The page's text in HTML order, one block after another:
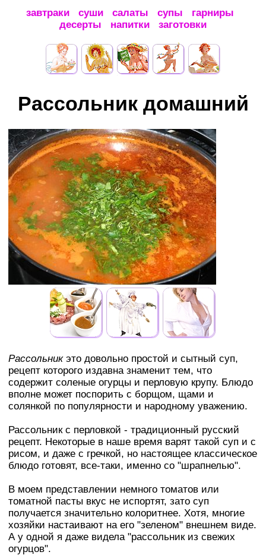
завтраки суши салаты супы
гарниры
десерты
напитки заготовки
Рассольник домашний
Рассольникэто довольно простой и сытный суп,
рецепт которого издавна знаменит тем, что
содержит соленые огурцы и перловую крупу. Блюдо
вполне может поспорить с борщом, щами и
солянкой по популярности и народному уважению.
Рассольник с перловкой - традиционный русский
рецепт. Некоторые в наше время варят такой суп и с
рисом, и даже с гречкой, но настоящее классическое
блюдо готовят, все-таки, именно со "шрапнелью".
В моем представлении немного томатов или
томатной пасты вкус не испортят, зато суп
получается значительно колоритнее. Хотя, многие
хозяйки настаивают на его "зеленом" внешнем виде.
А у одной я даже видела "рассольник из свежих
огурцов".